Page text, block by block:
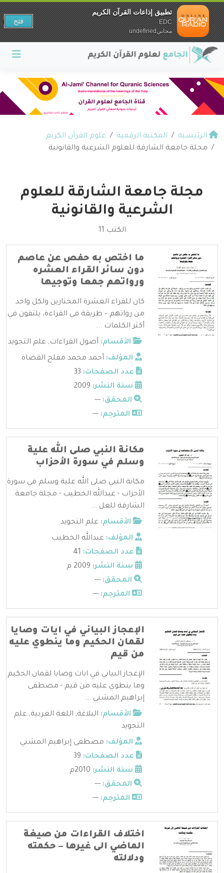
الرئيسية المكتبة الرقمية
علوم القرآن الكريم
مجلة جامعة الشارقة للعلوم الشرعية والقانونية
مجلة جامعة الشارقة للعلوم
الشرعية والقانونية
الكتب 11
ما اختص به حفص عن عاصم
دون سائر القراء العشره
ورواتهم جمعا وتوجيها
كان للقراء العشرة المختارين ولكل واحد
من رواتهم – طريقة في القراءة، يلتقون في
أكثر الكلمات ...
الأقسام: أصول القراءات, علم التجويد
المؤلف: أحمد محمد مفلح القضاة
عدد الصفحات:
سنة النشر:
المحقق: ---
المترجم: ---
مكانة النبي صلى الله علية
وسلم في سورة الأحزاب
مكانة النبي صلى الله علية وسلم في سورة
الأحزاب - عبدالله الخطيب - مجلة جامعة
الشارقة للعل ...
الأقسام: علم التجويد
المؤلف: عبدالله الخطيب
عدد الصفحات:
سنة النشر:
المحقق: ---
المترجم: ---
الإعجاز البياني في ايات وصايا
لقمان الحكيم وما ينطوي عليه
من قيم
الإعجاز البياني في ايات وصايا لقمان الحكيم
وما ينطوي عليه من قيم - مصطفى
إبراهيم المشني ...
الأقسام: البلاغة, اللغة العربية, علم
التجويد
المؤلف: مصطفى إبراهيم المشني
عدد الصفحات:
سنة النشر:
المحقق: ---
المترجم: ---
اختلاف القراءات من صيغة
الماضي الى غيرها – حكمته
ودلالته
تطبيق إذاعات القرآن الكريم
EDC
مجانيundefined
فتح